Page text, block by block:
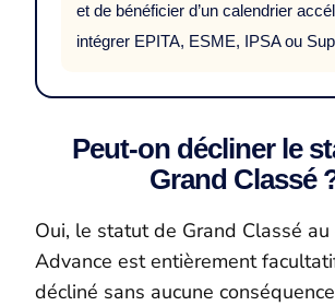
et de bénéficier d’un calendrier
intégrer EPITA, ESME, IPSA ou
Peut-on décliner le
Grand Classé
Oui, le statut de Grand Classé au
Advance est entièrement
décliné sans aucune